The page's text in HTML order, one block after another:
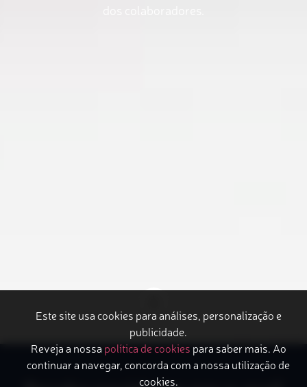
Este site usa cookies para análises, personalização e
publicidade.
Reveja a nossa política de cookies para saber mais. Ao
continuar a navegar, concorda com a nossa utilização de
cookies.